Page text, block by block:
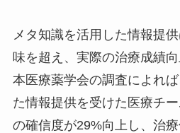
メタ知識を活用した情報提
味を超え、実際の治療成績
本医療薬学会の調査によれ
た情報提供を受けた医療チ
の確信度が29%向上し、治